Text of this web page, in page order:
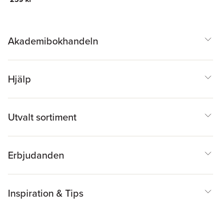
Akademibokhandeln
Hjälp
Utvalt sortiment
Erbjudanden
Inspiration & Tips